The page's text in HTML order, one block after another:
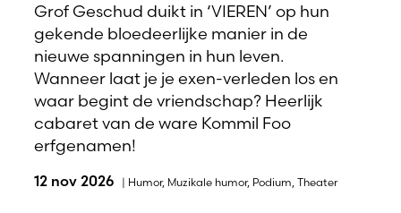
Grof Geschud duikt in ‘VIEREN’ op hun
gekende bloedeerlijke manier in de
nieuwe spanningen in hun leven.
Wanneer laat je je exen-verleden los en
waar begint de vriendschap? Heerlijk
cabaret van de ware Kommil Foo
erfgenamen!
12 nov 2026 | Humor, Muzikale humor, Podium, Theater